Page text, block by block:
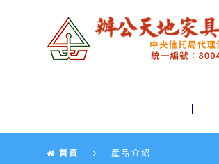
首頁 產品介紹